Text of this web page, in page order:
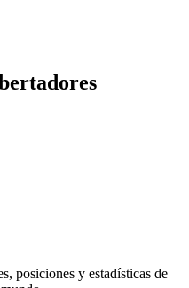
posiciones y estadísticas de